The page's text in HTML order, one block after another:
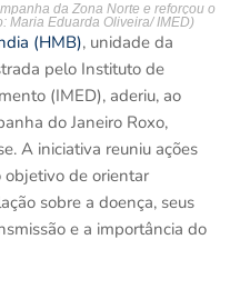
da Zona Norte e reforçou o
Maria Eduarda Oliveira/ IMED)
(HMB), unidade da
pelo Instituto de
(IMED), aderiu, ao
do Janeiro Roxo,
A iniciativa reuniu ações
objetivo de orientar
sobre a doença, seus
e a importância do